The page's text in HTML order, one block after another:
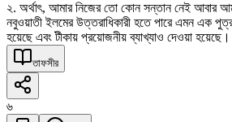
২. অর্থাৎ, আমার নিজের তো কোন সন্তান নেই আবার
নবুওয়াতী ইলমের উত্তরাধিকারী হতে পারে এমন এক
হয়েছে এবং টীকায় প্রয়োজনীয় ব্যাখ্যাও দেওয়া
তাফসীর
৬